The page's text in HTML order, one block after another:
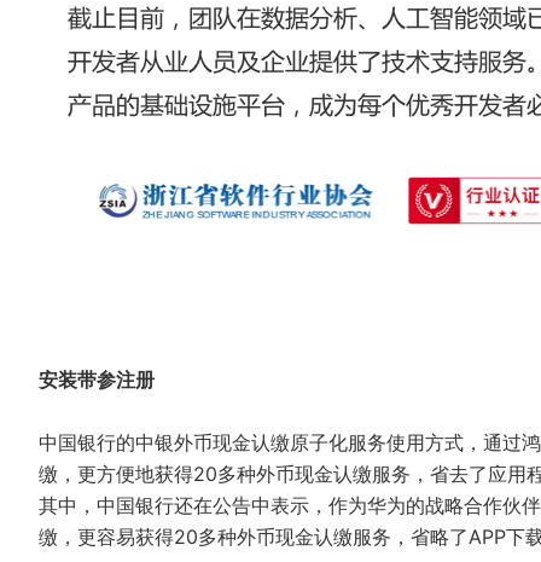
安装带参注册
中国银行的中银外币现金认缴原子化服务使用方式，通过
缴，更方便地获得20多种外币现金认缴服务，省去了应用
其中，中国银行还在公告中表示，作为华为的战略合作伙
缴，更容易获得20多种外币现金认缴服务，省略了APP下